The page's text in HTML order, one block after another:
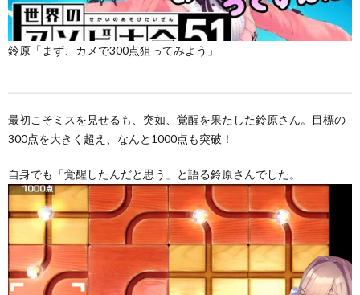
鈴原「まず、カメで300点狙ってみよう」
最初こそミスを見せるも、突如、覚醒を果たした鈴原さん。目標の
300点を大きく超え、なんと1000点も突破！
自身でも「覚醒したんだと思う」と語る鈴原さんでした。